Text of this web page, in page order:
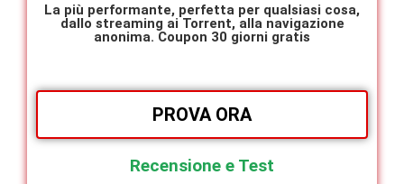
La più performante, perfetta per qualsiasi cosa,
dallo streaming ai Torrent, alla navigazione
anonima. Coupon 30 giorni gratis
PROVA ORA
Recensione e Test